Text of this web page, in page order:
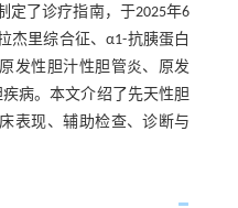
定了诊疗指南，于2025年6
杰里综合征、α1-抗胰蛋白
发性胆汁性胆管炎、原发
病。本文介绍了先天性胆
表现、辅助检查、诊断与